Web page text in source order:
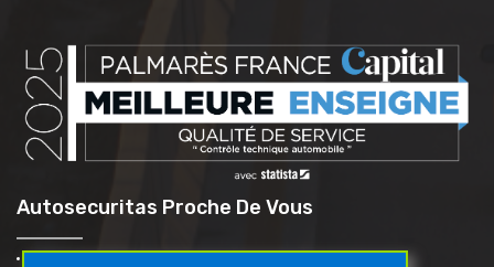
Autosecuritas Proche De Vous